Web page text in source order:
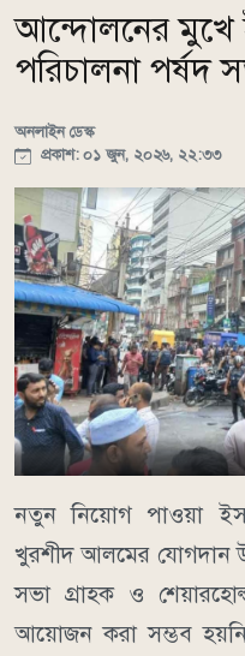
আন্দোলনের মুখে
পরিচালনা পর্ষদ
অনলাইন ডেস্ক
প্রকাশ: ০১ জুন, ২০২৬, ২২:৩৩
নতুন নিয়োগ পাওয়া
খুরশীদ আলমের যোগদান
সভা গ্রাহক ও
আয়োজন করা সম্ভব